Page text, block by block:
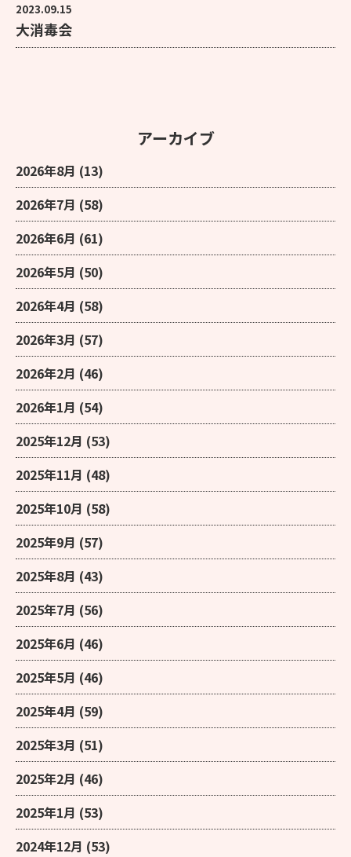
2023.09.15
大消毒会
アーカイブ
2026年8月 (13)
2026年7月 (58)
2026年6月 (61)
2026年5月 (50)
2026年4月 (58)
2026年3月 (57)
2026年2月 (46)
2026年1月 (54)
2025年12月 (53)
2025年11月 (48)
2025年10月 (58)
2025年9月 (57)
2025年8月 (43)
2025年7月 (56)
2025年6月 (46)
2025年5月 (46)
2025年4月 (59)
2025年3月 (51)
2025年2月 (46)
2025年1月 (53)
2024年12月 (53)